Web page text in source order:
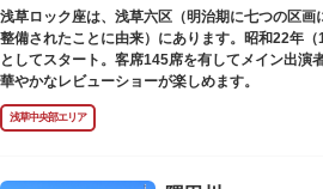
また、国立科学博物館では、日本およびアジアに
施設として、調査研究、標本資料の収集・保管・
進。これらの活動を上野の本館、白金台の附属自
の実験植物園や筑波研究施設（非公開）で展開し
浅草ロック座は、浅草六区（明治期に七つの区画
整備されたことに由来）にあります。昭和22年
としてスタート。客席145席を有してメイン出演
華やかなレビューショーが楽しめます。
浅草中央部エリア